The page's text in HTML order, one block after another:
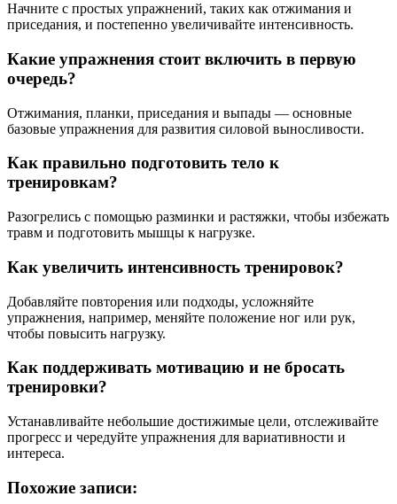
Начните с простых упражнений, таких как отжимания и
приседания, и постепенно увеличивайте интенсивность.
Какие упражнения стоит включить в первую
очередь?
Отжимания, планки, приседания и выпады — основные
базовые упражнения для развития силовой выносливости.
Как правильно подготовить тело к
тренировкам?
Разогрелись с помощью разминки и растяжки, чтобы избежать
травм и подготовить мышцы к нагрузке.
Как увеличить интенсивность тренировок?
Добавляйте повторения или подходы, усложняйте
упражнения, например, меняйте положение ног или рук,
чтобы повысить нагрузку.
Как поддерживать мотивацию и не бросать
тренировки?
Устанавливайте небольшие достижимые цели, отслеживайте
прогресс и чередуйте упражнения для вариативности и
интереса.
Похожие записи: